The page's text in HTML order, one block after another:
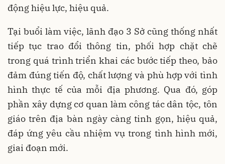
động hiệu lực, hiệu quả.
Tại buổi làm việc, lãnh đạo 3 Sở cũng thống nhất
tiếp tục trao đổi thông tin, phối hợp chặt chẽ
trong quá trình triển khai các bước tiếp theo, bảo
đảm đúng tiến độ, chất lượng và phù hợp với tình
hình thực tế của mỗi địa phương. Qua đó, góp
phần xây dựng cơ quan làm công tác dân tộc, tôn
giáo trên địa bàn ngày càng tinh gọn, hiệu quả,
đáp ứng yêu cầu nhiệm vụ trong tình hình mới,
giai đoạn mới.